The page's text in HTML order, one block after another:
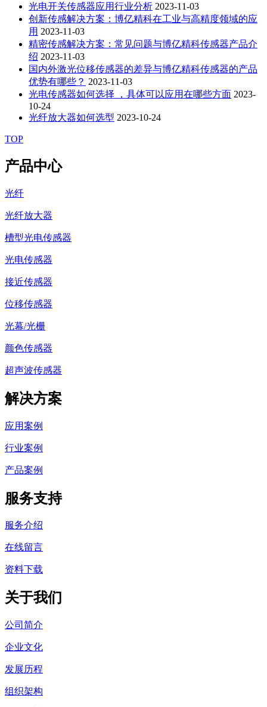
光电开关传感器应用行业分析 2023-11-03
创新传感解决方案：博亿精科在工业与高精度领域的应
用 2023-11-03
精密传感解决方案：常见问题与博亿精科传感器产品介
绍 2023-11-03
国内外激光位移传感器的差异与博亿精科传感器的产品
优势有哪些？ 2023-11-03
光电传感器如何选择 ，具体可以应用在哪些方面 2023-
10-24
光纤放大器如何选型 2023-10-24
TOP
产品中心
光纤
光纤放大器
槽型光电传感器
光电传感器
接近传感器
位移传感器
光幕/光栅
颜色传感器
超声波传感器
解决方案
应用案例
行业案例
产品案例
服务支持
服务介绍
在线留言
资料下载
关于我们
公司简介
企业文化
发展历程
组织架构